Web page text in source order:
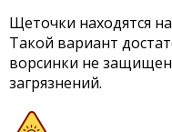
Щеточки находятся
Такой вариант
ворсинки не
загрязнений.